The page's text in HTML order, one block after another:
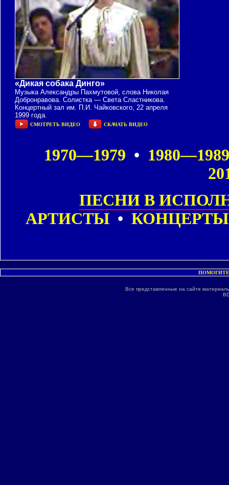
«Дикая собака Динго»
Музыка Александры Пахмутовой, слова Николая
Добронравова. Солистка — Света Сластникова.
Концертный зал им. П.И. Чайковского, 22 апреля
1999 года.
СМОТРЕТЬ ВИДЕО СКАЧАТЬ ВИДЕО
1970—1979 • 1980—1989
ПЕСНИ В
АРТИСТЫ• КОНЦЕРТЫ
Все представленные на сайте